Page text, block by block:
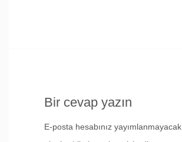
Bir cevap yazın
E-posta hesabınız yayımlanmayacak.